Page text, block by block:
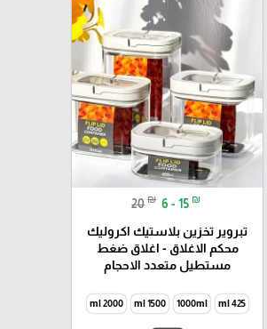
20 ₪ 6 - 15 ₪
تبروير تخزين بلاستيك اكروليك
محكم الاغلاق - اغلاق ضغط
مستطيل متعدد الاحجام
425 ml
1000ml
1500 ml
2000 ml